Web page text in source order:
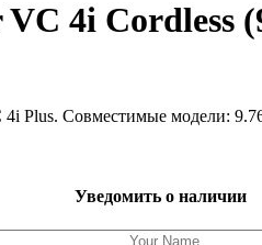
4i Cordless
Plus. Совместимые модели:
Уведомить о наличии